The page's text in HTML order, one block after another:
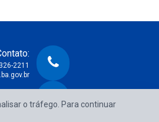
2211
14:00ho tráfego. Para continuar